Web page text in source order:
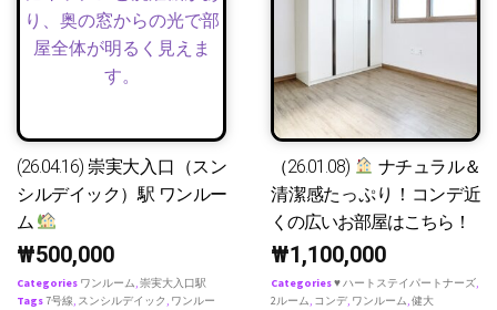
(26.04.16) 崇実大入口（スン
シルデイック）駅 ワンルー
ム
₩500,000
Categories ワンルーム,崇実大入口駅
Tags7号線, スンシルデイック , ワンルー
（26.01.08)
ナチュラル＆
清潔感たっぷり！コンデ近
くの広いお部屋はこちら！
₩1,100,000
Categories♥ ハートステイパートナーズ,
2ルーム, コンデ, ワンルーム,健大